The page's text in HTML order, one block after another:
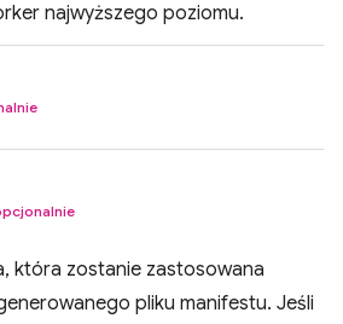
najwyższego poziomu.
która zostanie zastosowana
pliku manifestu. Jeśli